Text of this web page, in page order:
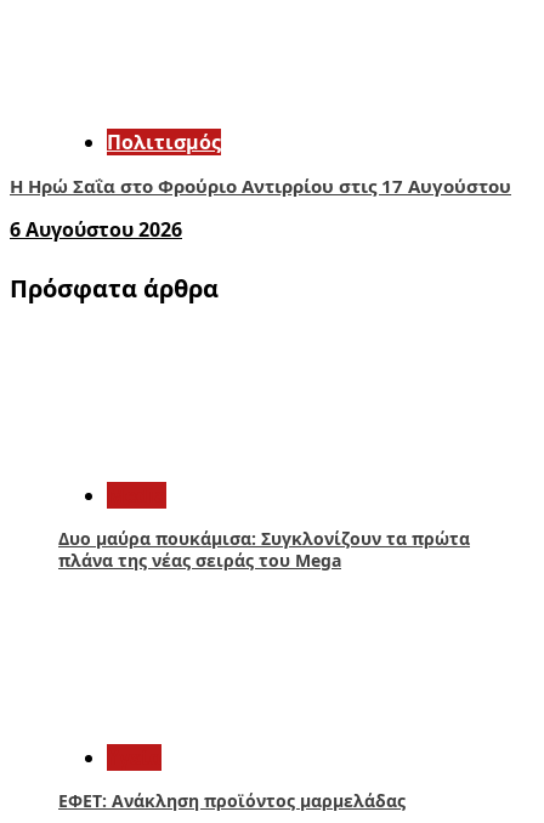
Πολιτισμός
Η Ηρώ Σαΐα στο Φρούριο Αντιρρίου στις 17 Αυγούστου
6 Αυγούστου 2026
Πρόσφατα άρθρα
Δυο μαύρα πουκάμισα: Συγκλονίζουν τα πρώτα
πλάνα της νέας σειράς του Mega
ΕΦΕΤ: Ανάκληση προϊόντος μαρμελάδας